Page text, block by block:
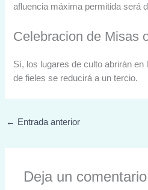
afluencia máxima permitida será
Celebracion de Misas
Sí, los lugares de culto abrirán en
de fieles se reducirá a un tercio.
← Entrada anterior
Deja un comentario